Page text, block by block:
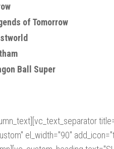
of Tomorrow
Ball Super
el_width="90"